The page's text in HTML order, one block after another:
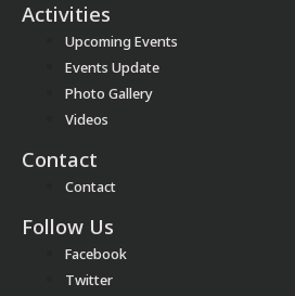
Activities
Upcoming Events
Events Update
Photo Gallery
Videos
Contact
Contact
Follow Us
Facebook
Twitter